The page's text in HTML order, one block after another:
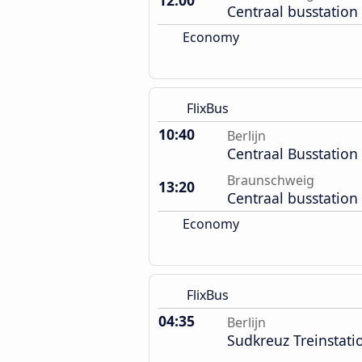
Centraal busstation
Economy
FlixBus
10:40 Berlijn
Centraal Busstation
13:20
Braunschweig
Centraal busstation
Economy
FlixBus
04:35 Berlijn
Sudkreuz